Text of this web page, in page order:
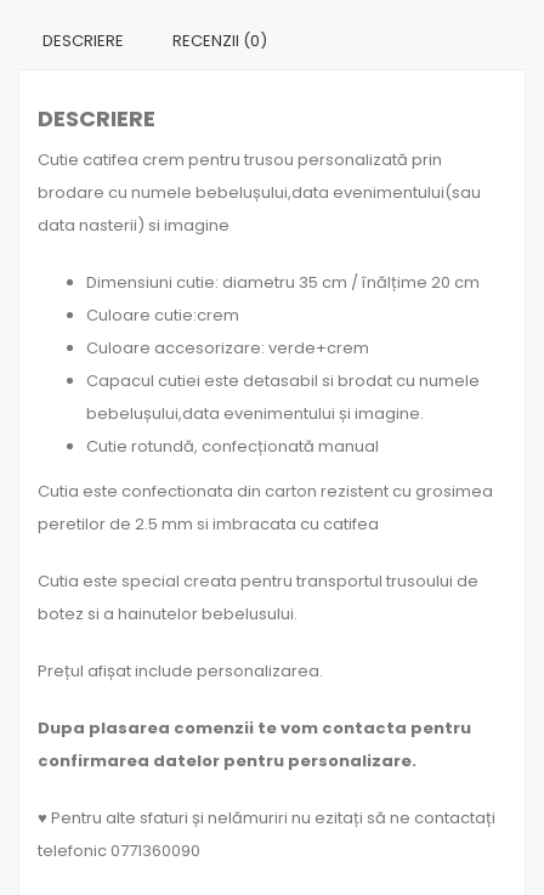
DESCRIERE RECENZII (0)
DESCRIERE
Cutie catifea crem pentru trusou personalizată prin
brodare cu numele bebelușului,data evenimentului(sau
data nasterii) si imagine
Dimensiuni cutie: diametru 35 cm / înălțime 20 cm
Culoare cutie:crem
Culoare accesorizare: verde+crem
Capacul cutiei este detasabil si brodat cu numele
bebelușului,data evenimentului și imagine.
Cutie rotundă, confecționată manual
Cutia este confectionata din carton rezistent cu grosimea
peretilor de 2.5 mm si imbracata cu catifea
Cutia este special creata pentru transportul trusoului de
botez si a hainutelor bebelusului.
Prețul afișat include personalizarea.
Dupa plasarea comenzii te vom contacta pentru
confirmarea datelor pentru personalizare.
♥ Pentru alte sfaturi și nelămuriri nu ezitați să ne contactați
telefonic 0771360090